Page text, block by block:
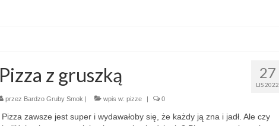
27
LIS 2022
Pizza z gruszką
przez Bardzo Gruby Smok | wpis w: pizze | 0
Pizza zawsze jest super i wydawałoby się, że każdy ją zna i jadł. Ale czy